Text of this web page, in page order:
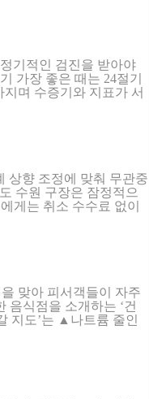
기적인 검진을 받아야
가장 좋은 때는 24절기
지며 수증기와 지표가 서
상향 조정에 맞춰 무관중
수원 구장은 잠정적으
게는 취소 수수료 없이
맞아 피서객들이 자주
음식점을 소개하는 ‘건
지도’는 ▲나트륨 줄인